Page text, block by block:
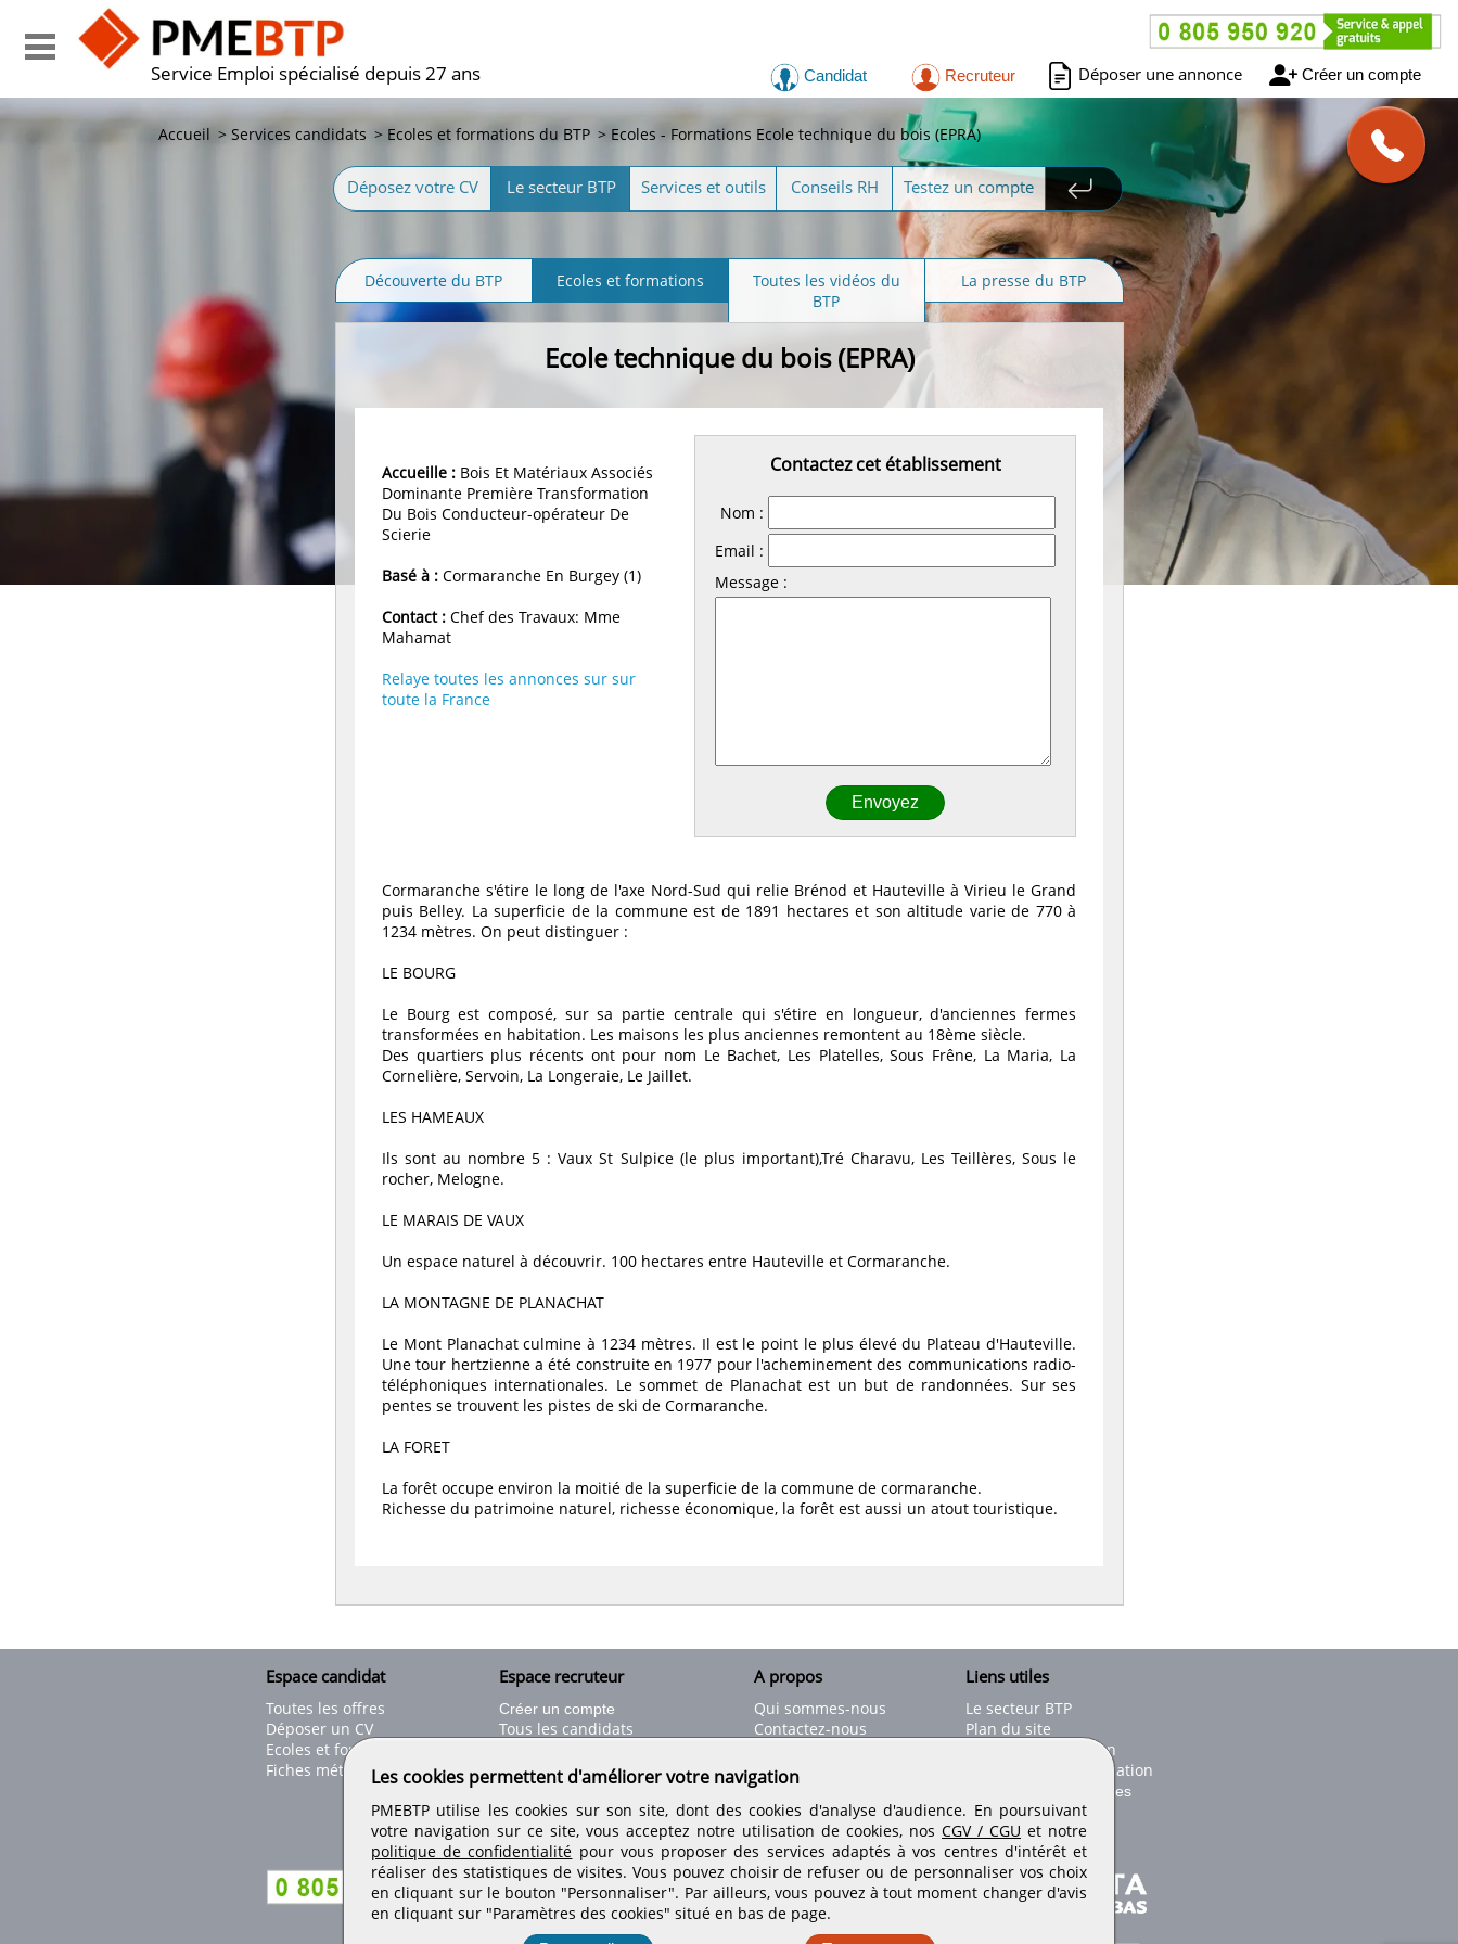
Service Emploi spécialisé depuis 27 ans Candidat Recruteur Déposer une annonce Créer un compte
Accueil > Services candidats > Ecoles et formations du BTP > Ecoles - Formations Ecole technique du bois (EPRA)
Déposez votre CV Le secteur BTP Services et outils Conseils RH Testez un compte
Découverte du BTP Ecoles et formations
Toutes les vidéos du
BTP
La presse du BTP
Ecole technique du bois (EPRA)
Accueille : Bois Et Matériaux Associés
Dominante Première Transformation
Du Bois Conducteur-opérateur De
Scierie
Basé à : Cormaranche En Burgey (1)
Contact : Chef des Travaux: Mme
Mahamat
Relaye toutes les annonces sur sur
toute la France
Contactez cet établissement
Nom :
Email :
Message :
Cormaranche s'étire le long de l'axe Nord-Sud qui relie Brénod et Hauteville à Virieu le Grand
puis Belley. La superficie de la commune est de 1891 hectares et son altitude varie de 770 à
1234 mètres. On peut distinguer :
LE BOURG
Le Bourg est composé, sur sa partie centrale qui s'étire en longueur, d'anciennes fermes
transformées en habitation. Les maisons les plus anciennes remontent au 18ème siècle.
Des quartiers plus récents ont pour nom Le Bachet, Les Platelles, Sous Frêne, La Maria, La
Cornelière, Servoin, La Longeraie, Le Jaillet.
LES HAMEAUX
Ils sont au nombre 5 : Vaux St Sulpice (le plus important),Tré Charavu, Les Teillères, Sous le
rocher, Melogne.
LE MARAIS DE VAUX
Un espace naturel à découvrir. 100 hectares entre Hauteville et Cormaranche.
LA MONTAGNE DE PLANACHAT
Le Mont Planachat culmine à 1234 mètres. Il est le point le plus élevé du Plateau d'Hauteville.
Une tour hertzienne a été construite en 1977 pour l'acheminement des communications radio-
téléphoniques internationales. Le sommet de Planachat est un but de randonnées. Sur ses
pentes se trouvent les pistes de ski de Cormaranche.
LA FORET
La forêt occupe environ la moitié de la superficie de la commune de cormaranche.
Richesse du patrimoine naturel, richesse économique, la forêt est aussi un atout touristique.
Espace candidat
Toutes les offres
Déposer un CV
Ecoles et formations
Fiches métiers
Espace recruteur
Créer un compte
Tous les candidats
Déposer une offre de stage
Nos tarifs
A propos
Qui sommes-nous
Contactez-nous
Informations légales
Conditions générales
Rejoignez nos équipes
Liens utiles
Le secteur BTP
Plan du site
Conseils d'utilisation
Conditions de publication
Paramètres des cookies
Retrouvez-nous sur les réseaux sociaux
Les cookies permettent d'améliorer votre navigation
PMEBTP utilise les cookies sur son site, dont des cookies d'analyse d'audience. En poursuivant
votre navigation sur ce site, vous acceptez notre utilisation de cookies, nos CGV / CGU et notre
politique de confidentialité pour vous proposer des services adaptés à vos centres d'intérêt et
réaliser des statistiques de visites. Vous pouvez choisir de refuser ou de personnaliser vos choix
en cliquant sur le bouton "Personnaliser". Par ailleurs, vous pouvez à tout moment changer d'avis
en cliquant sur "Paramètres des cookies" situé en bas de page.